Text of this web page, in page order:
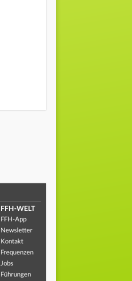
FFH-WELT
FFH-App
Newsletter
Kontakt
Frequenzen
Jobs
Führungen